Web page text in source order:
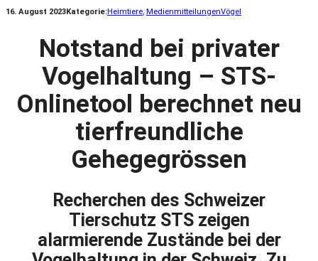
16. August 2023Kategorie:Heimtiere, MedienmitteilungenVögel
Notstand bei privater
Vogelhaltung – STS-
Onlinetool berechnet neu
tierfreundliche
Gehegegrössen
Recherchen des Schweizer
Tierschutz STS zeigen
alarmierende Zustände bei der